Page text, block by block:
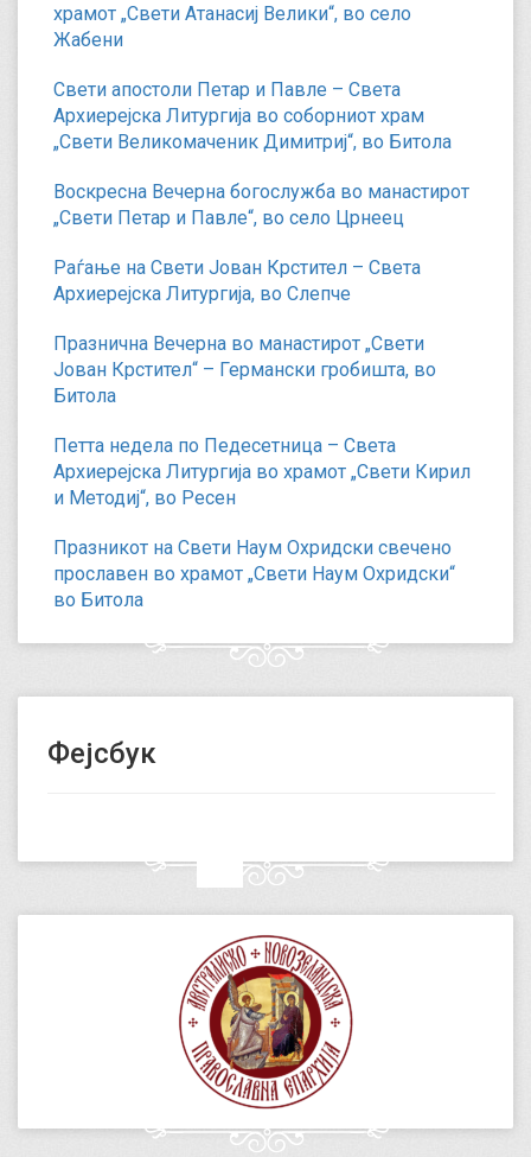
храмот „Свети Атанасиј Велики“, во село
Жабени
Свети апостоли Петар и Павле – Света
Архиерејска Литургија во соборниот храм
„Свети Великомаченик Димитриј“, во Битола
Воскресна Вечерна богослужба во манастирот
„Свети Петар и Павле“, во село Црнеец
Раѓање на Свети Јован Крстител – Света
Архиерејска Литургија, во Слепче
Празнична Вечерна во манастирот „Свети
Јован Крстител“ – Германски гробишта, во
Битола
Петта недела по Педесетница – Света
Архиерејска Литургија во храмот „Свети Кирил
и Методиј“, во Ресен
Празникот на Свети Наум Охридски свечено
прославен во храмот „Свети Наум Охридски“
во Битола
Фејсбук